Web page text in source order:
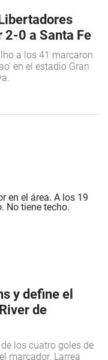
0 a Santa Fe
a los 41 marcaron
en el estadio Gran
y define el
de
los cuatro goles de
marcador. Larrea